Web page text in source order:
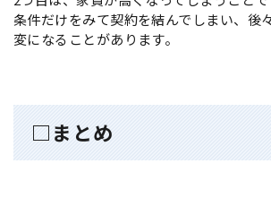
条件だけをみて契約を結んでしまい、後
変になることがあります。
□まとめ